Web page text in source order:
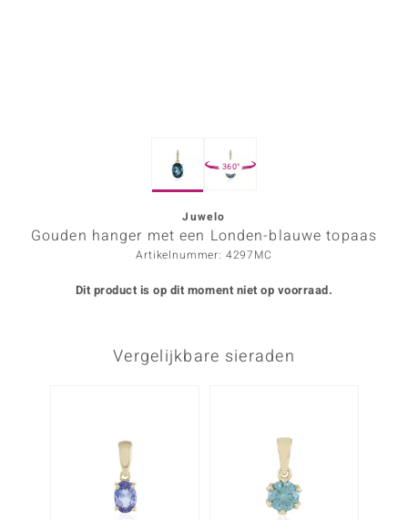
360°
Juwelo
Gouden hanger met een Londen-blauwe topaas
Artikelnummer: 4297MC
Dit product is op dit moment niet op voorraad.
Vergelijkbare sieraden